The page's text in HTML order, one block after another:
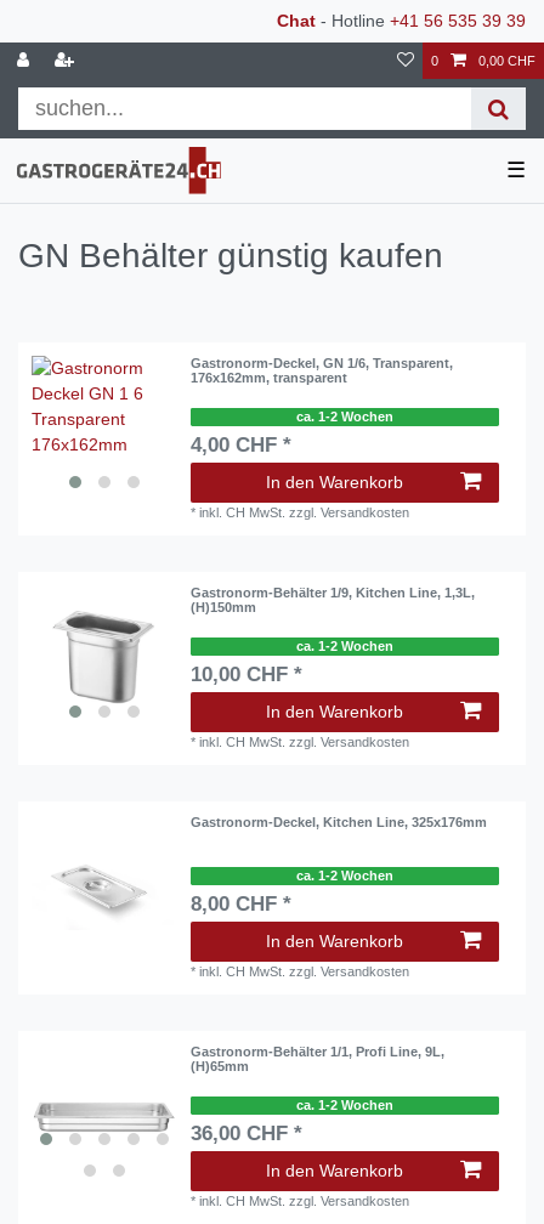
Chat - Hotline +41 56 535 39 39
0 0,00 CHF
☰
GN Behälter günstig kaufen
Gastronorm-Deckel, GN 1/6, Transparent,
176x162mm, transparent
ca. 1-2 Wochen
4,00 CHF *
In den Warenkorb
*inkl. CH MwSt. zzgl.Versandkosten
Gastronorm-Behälter 1/9, Kitchen Line, 1,3L,
(H)150mm
ca. 1-2 Wochen
10,00 CHF *
In den Warenkorb
*inkl. CH MwSt. zzgl.Versandkosten
Gastronorm-Deckel, Kitchen Line, 325x176mm
ca. 1-2 Wochen
8,00 CHF *
In den Warenkorb
*inkl. CH MwSt. zzgl.Versandkosten
Gastronorm-Behälter 1/1, Profi Line, 9L,
(H)65mm
ca. 1-2 Wochen
36,00 CHF *
In den Warenkorb
*inkl. CH MwSt. zzgl.Versandkosten